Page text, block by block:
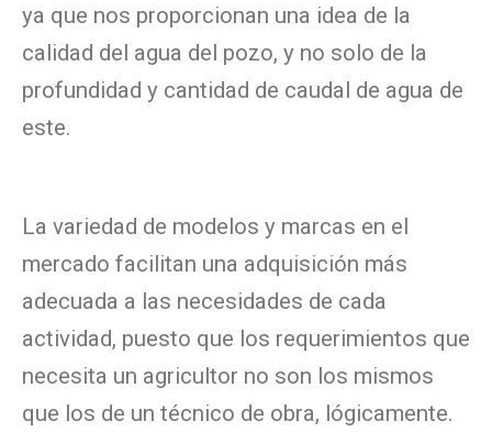
ya que nos proporcionan una idea de la
calidad del agua del pozo, y no solo de la
profundidad y cantidad de caudal de agua de
este.
La variedad de modelos y marcas en el
mercado facilitan una adquisición más
adecuada a las necesidades de cada
actividad, puesto que los requerimientos que
necesita un agricultor no son los mismos
que los de un técnico de obra, lógicamente.